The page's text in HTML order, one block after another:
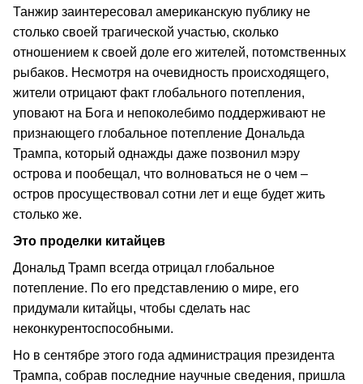
Танжир заинтересовал американскую публику не
столько своей трагической участью, сколько
отношением к своей доле его жителей, потомственных
рыбаков. Несмотря на очевидность происходящего,
жители отрицают факт глобального потепления,
уповают на Бога и непоколебимо поддерживают не
признающего глобальное потепление Дональда
Трампа, который однажды даже позвонил мэру
острова и пообещал, что волноваться не о чем –
остров просуществовал сотни лет и еще будет жить
столько же.
Это проделки китайцев
Дональд Трамп всегда отрицал глобальное
потепление. По его представлению о мире, его
придумали китайцы, чтобы сделать нас
неконкурентоспособными.
Но в сентябре этого года администрация президента
Трампа, собрав последние научные сведения, пришла